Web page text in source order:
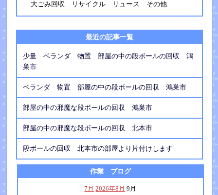
大ごみ回収 リサイクル リュース その他
最近の記事一覧
少量 ベランダ 物置 部屋の中の段ボールの回収 鴻
巣市
ベランダ 物置 部屋の中の段ボールの回収 鴻巣市
部屋の中の邪魔な段ボールの回収 鴻巣市
部屋の中の邪魔な段ボールの回収 北本市
段ボールの回収 北本市の部屋より片付けします
作業 ブログ
7月 2026年8月 9月